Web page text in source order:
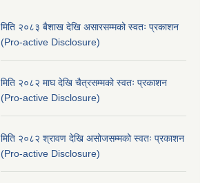
मिति २०८३ बैशाख देखि असारसम्मको स्वतः प्रकाशन
(Pro-active Disclosure)
मिति २०८२ माघ देखि चैत्रसम्मको स्वतः प्रकाशन
(Pro-active Disclosure)
मिति २०८२ श्रावण देखि असोजसम्मको स्वतः प्रकाशन
(Pro-active Disclosure)